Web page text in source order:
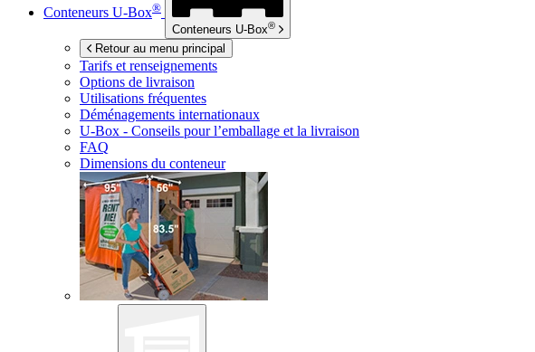
Conteneurs U-Box®
Conteneurs U-Box®
Retour au menu principal
Tarifs et renseignements
Options de livraison
Utilisations fréquentes
Déménagements internationaux
U-Box - Conseils pour l’emballage et la livraison
FAQ
Dimensions du conteneur